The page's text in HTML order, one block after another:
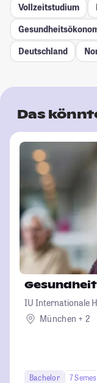
Vollzeitstudium
Deutschland
Das
IU Internationale
München + 2
Bachelor
7